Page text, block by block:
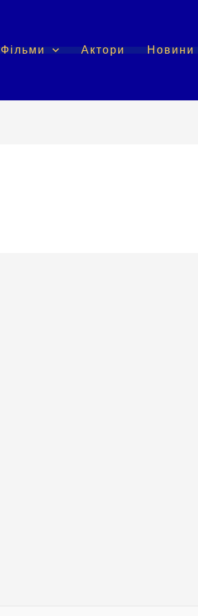
Фільми Актори Новини